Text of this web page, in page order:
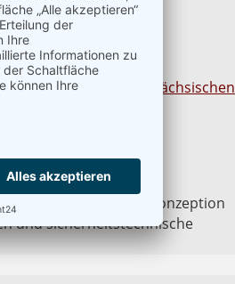
personelle
gem. § 43 der Sächsischen
der Sicherheitskonzeption
und sicherheitstechnische